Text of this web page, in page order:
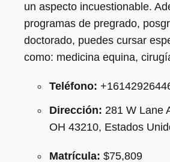
un aspecto incuestionable.
programas de pregrado,
doctorado, puedes cursar
como: medicina equina,
Teléfono:
Dirección: 281 W Lane
OH 43210, Estados
Matrícula: $75,809